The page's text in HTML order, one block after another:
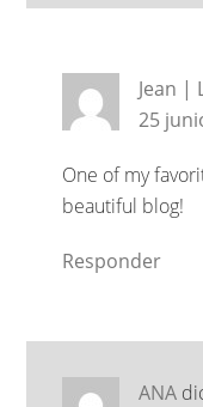
Jean |
25
One of my
beautiful blog!
Responder
ANA